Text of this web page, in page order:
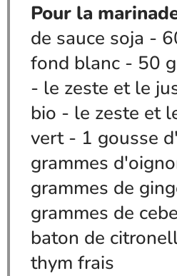
Pour la
de sauce soja -
fond blanc - 50
- le zeste et le
bio - le zeste et
vert - 1 gousse
grammes
grammes de
grammes de
baton de
thym frais